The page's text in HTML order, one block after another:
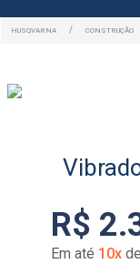
CONSTRUÇÃO
R$ 2.
Em até 10x de